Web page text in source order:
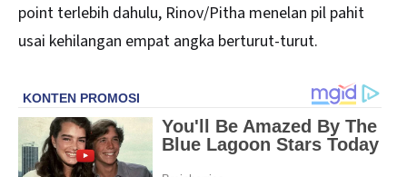
point terlebih dahulu, Rinov/Pitha menelan pil pahit
usai kehilangan empat angka berturut-turut.